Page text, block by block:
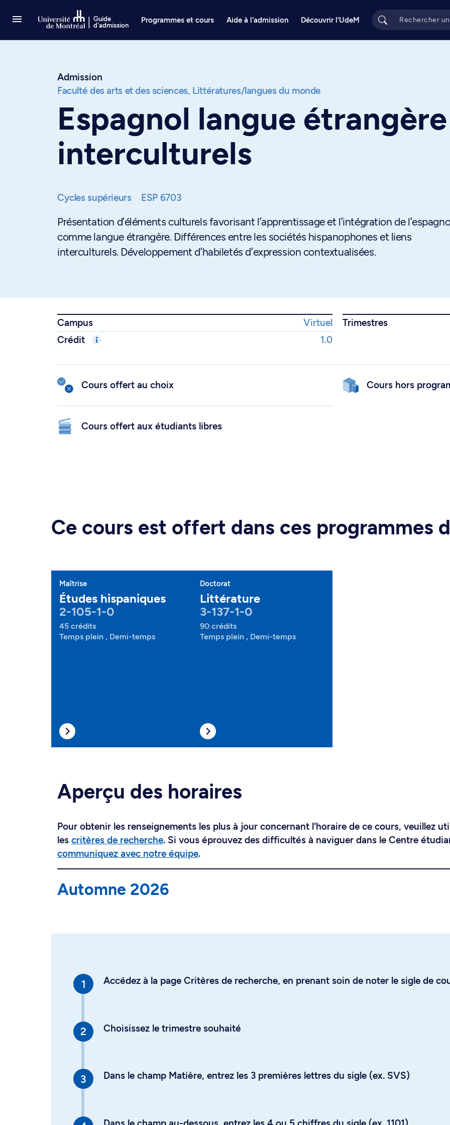
Guide
d'admission
Programmes et cours Aide à l'admission Découvrir l'UdeM
Admission
Faculté des arts et des sciences, Littératures/langues du monde
Espagnol langue
interculturels
Cycles supérieurs ESP 6703
Présentation d’éléments culturels favorisant l’apprentissage et l’intégration de
comme langue étrangère. Différences entre les sociétés hispanophones et liens
interculturels. Développement d’habiletés d’expression contextualisées.
Campus Virtuel Trimestres
Crédit
1.0
Cours offert au choix Cours hors
Cours offert aux étudiants libres
Ce cours est offert dans ces programmes
Maîtrise
Études hispaniques
2-105-1-0
45 crédits
Temps plein , Demi-temps
Doctorat
Littérature
3-137-1-0
90 crédits
Temps plein , Demi-temps
Aperçu des horaires
Pour obtenir les renseignements les plus à jour concernant l'horaire de ce cours, veuillez
les critères de recherche. Si vous éprouvez des difficultés à naviguer dans le Centre
communiquez avec notre équipe.
Automne 2026
Accédez à la page Critères de recherche, en prenant soin de noter le sigle de
Choisissez le trimestre souhaité
Dans le champ Matière, entrez les 3 premières lettres du sigle (ex. SVS)